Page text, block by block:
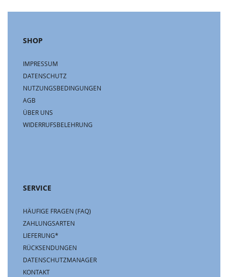
SHOP
IMPRESSUM
DATENSCHUTZ
NUTZUNGSBEDINGUNGEN
AGB
ÜBER UNS
WIDERRUFSBELEHRUNG
SERVICE
HÄUFIGE FRAGEN (FAQ)
ZAHLUNGSARTEN
LIEFERUNG*
RÜCKSENDUNGEN
DATENSCHUTZMANAGER
KONTAKT